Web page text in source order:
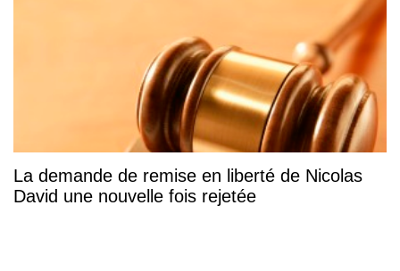
La demande de remise en liberté de Nicolas
David une nouvelle fois rejetée